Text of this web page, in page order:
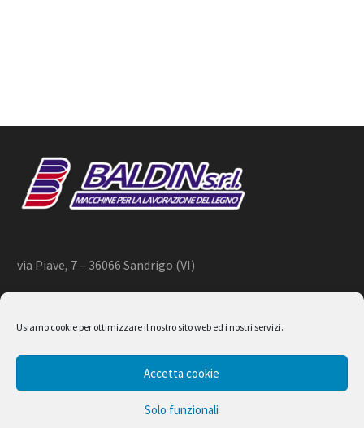
Usiamo cookie per ottimizzare il nostro sito web ed i nostri servizi.
Accetta cookie
Solo funzionali
via Piave, 7 – 36066 Sandrigo (VI)
2020 © BALDIN srl